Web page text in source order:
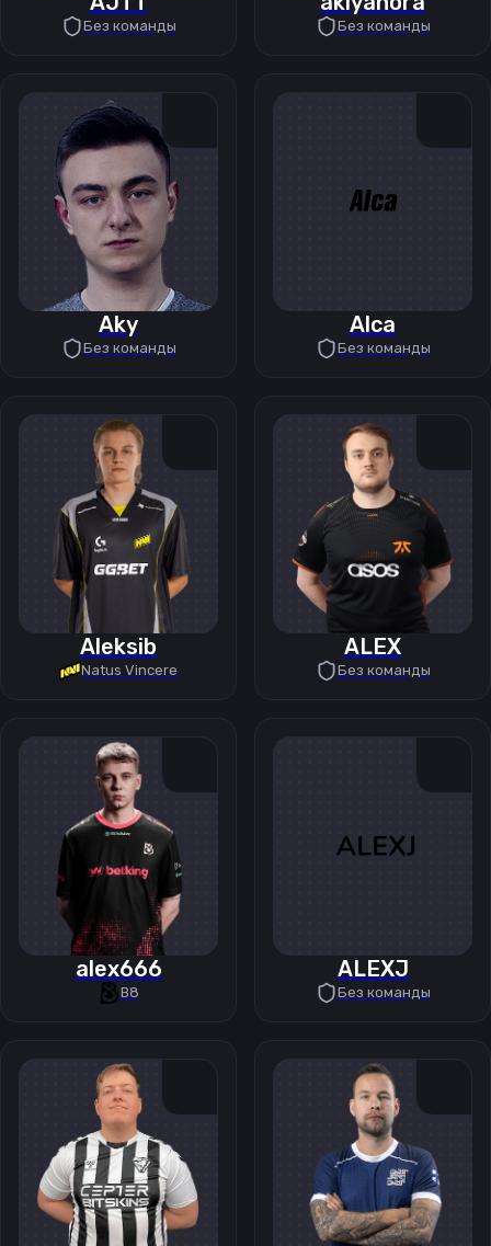
Без команды Без команды
Aky
Без команды
Alca
Без команды
Aleksib
Natus Vincere
ALEX
Без команды
alex666
B8
ALEXJ
Без команды